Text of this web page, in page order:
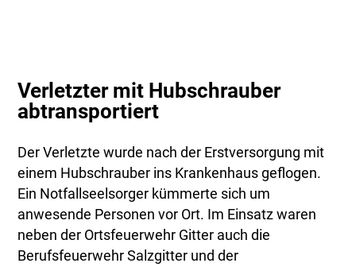
Verletzter mit Hubschrauber
abtransportiert
Der Verletzte wurde nach der Erstversorgung mit
einem Hubschrauber ins Krankenhaus geflogen.
Ein Notfallseelsorger kümmerte sich um
anwesende Personen vor Ort. Im Einsatz waren
neben der Ortsfeuerwehr Gitter auch die
Berufsfeuerwehr Salzgitter und der